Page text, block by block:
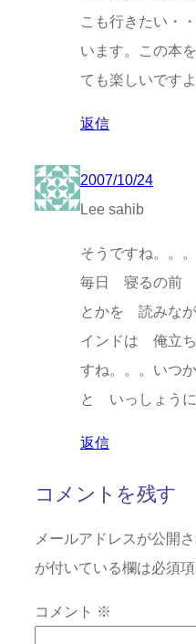
こも行きたい・
います。この本
ても楽しいですよ
返信
2007/10/24
Lee sahib
そうですね。。
毎日 寝るの前
とかを 読みな
インドは 俺立
すね。。。い
と いっしょう
返信
コメントを残す
メールアドレスが公開
が付いている欄は必須
コメント ※